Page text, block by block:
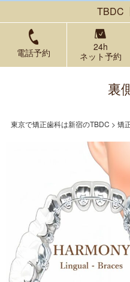
TBDC
電話予約
24h
ネット予約
裏
東京で矯正歯科は新宿のTBDC > 矯